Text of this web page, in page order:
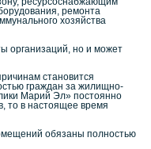
ремонта
хозяйства
организаций, но и может
становится
граждан за жилищно-
Марий Эл» постоянно
то в настоящее время
обязаны полностью